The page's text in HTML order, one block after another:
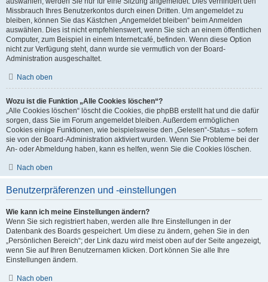
Missbrauch Ihres Benutzerkontos durch einen Dritten. Um angemeldet zu
bleiben, können Sie das Kästchen „Angemeldet bleiben“ beim Anmelden
auswählen. Dies ist nicht empfehlenswert, wenn Sie sich an einem öffentlichen
Computer, zum Beispiel in einem Internetcafé, befinden. Wenn diese Option
nicht zur Verfügung steht, dann wurde sie vermutlich von der Board-
Administration ausgeschaltet.
Nach oben
Wozu ist die Funktion „Alle Cookies löschen“?
„Alle Cookies löschen“ löscht die Cookies, die phpBB erstellt hat und die dafür
sorgen, dass Sie im Forum angemeldet bleiben. Außerdem ermöglichen
Cookies einige Funktionen, wie beispielsweise den „Gelesen“-Status – sofern
sie von der Board-Administration aktiviert wurden. Wenn Sie Probleme bei der
An- oder Abmeldung haben, kann es helfen, wenn Sie die Cookies löschen.
Nach oben
Benutzerpräferenzen und -einstellungen
Wie kann ich meine Einstellungen ändern?
Wenn Sie sich registriert haben, werden alle Ihre Einstellungen in der
Datenbank des Boards gespeichert. Um diese zu ändern, gehen Sie in den
„Persönlichen Bereich“; der Link dazu wird meist oben auf der Seite angezeigt,
wenn Sie auf Ihren Benutzernamen klicken. Dort können Sie alle Ihre
Einstellungen ändern.
Nach oben